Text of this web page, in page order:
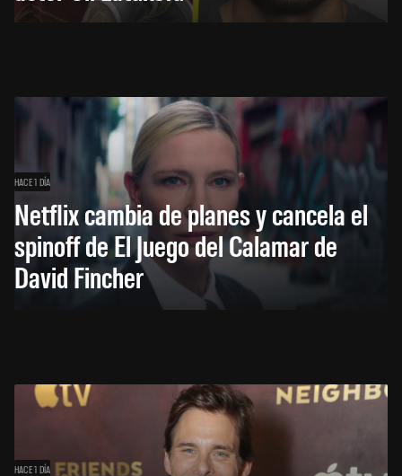
HACE 1 DÍA
Netflix cambia de planes y cancela el
spinoff de El Juego del Calamar de
David Fincher
HACE 1 DÍA